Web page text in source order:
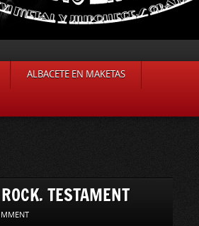
ALBACETE EN MAKETAS
TESTAMENT